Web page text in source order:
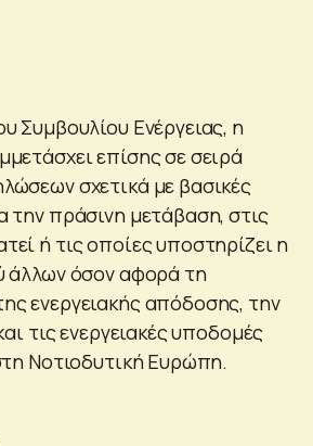
Συμβουλίου Ενέργειας, η
επίσης σε σειρά
σχετικά με βασικές
την πράσινη μετάβαση, στις
ή τις οποίες υποστηρίζει η
άλλων όσον αφορά τη
ενεργειακής απόδοσης, την
τις ενεργειακές υποδομές
Νοτιοδυτική Ευρώπη.